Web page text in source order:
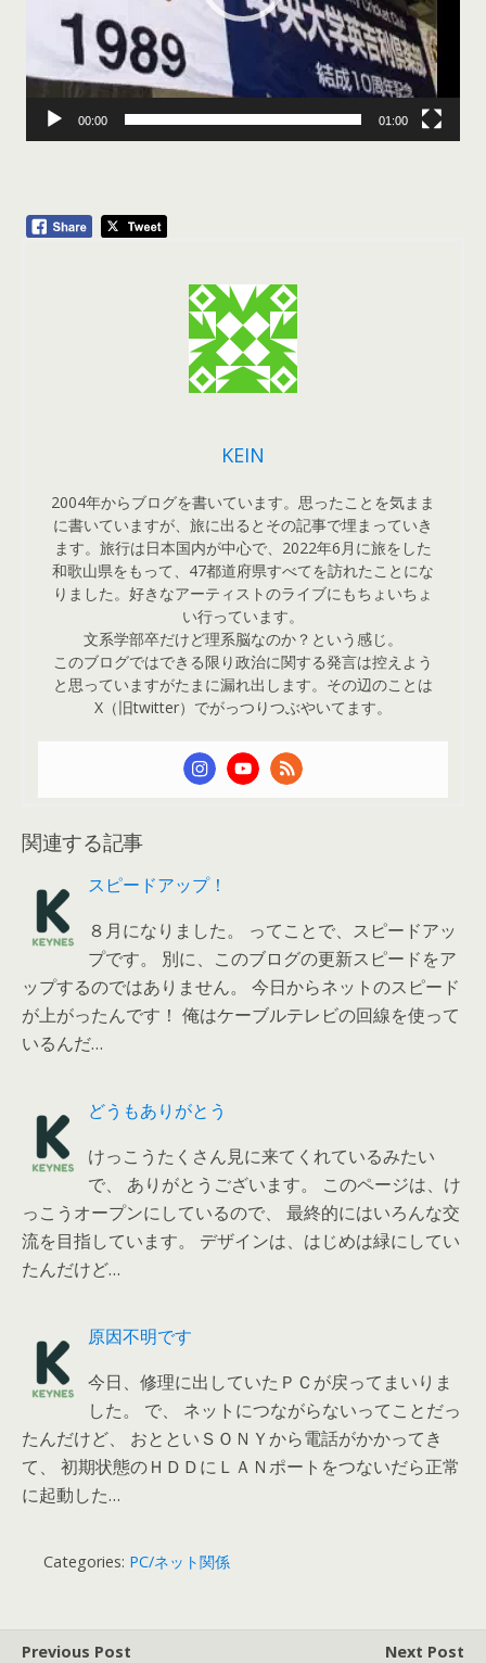
00:00 01:00
KEIN
2004年からブログを書いています。思ったことを気まま
に書いていますが、旅に出るとその記事で埋まっていき
ます。旅行は日本国内が中心で、2022年6月に旅をした
和歌山県をもって、47都道府県すべてを訪れたことにな
りました。好きなアーティストのライブにもちょいちょ
い行っています。
文系学部卒だけど理系脳なのか？という感じ。
このブログではできる限り政治に関する発言は控えよう
と思っていますがたまに漏れ出します。その辺のことは
X（旧twitter）でがっつりつぶやいてます。
関連する記事
スピードアップ！
８月になりました。 ってことで、スピードアッ
プです。 別に、このブログの更新スピードをア
ップするのではありません。 今日からネットのスピード
が上がったんです！ 俺はケーブルテレビの回線を使って
いるんだ…
どうもありがとう
けっこうたくさん見に来てくれているみたい
で、 ありがとうございます。 このページは、け
っこうオープンにしているので、 最終的にはいろんな交
流を目指しています。 デザインは、はじめは緑にしてい
たんだけど…
原因不明です
今日、修理に出していたＰＣが戻ってまいりま
した。 で、 ネットにつながらないってことだっ
たんだけど、 おとといＳＯＮＹから電話がかかってき
て、 初期状態のＨＤＤにＬＡＮポートをつないだら正常
に起動した…
Categories: PC/ネット関係
Previous Post
Next Post